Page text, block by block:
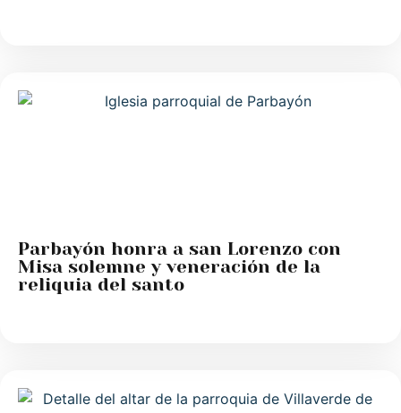
Parbayón honra a san Lorenzo con
Misa solemne y veneración de la
reliquia del santo